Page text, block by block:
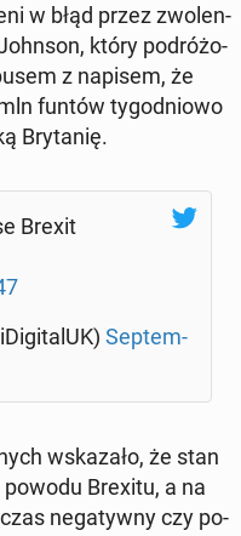
w błąd przez zwo­len­
który po­dró­żo­
z napisem, że
funtów ty­go­dnio­wo
Bry­ta­nię.
Brexit
Sep­tem­
wska­za­ło, że stan
powodu Brexitu, a na
ne­ga­tyw­ny czy po­